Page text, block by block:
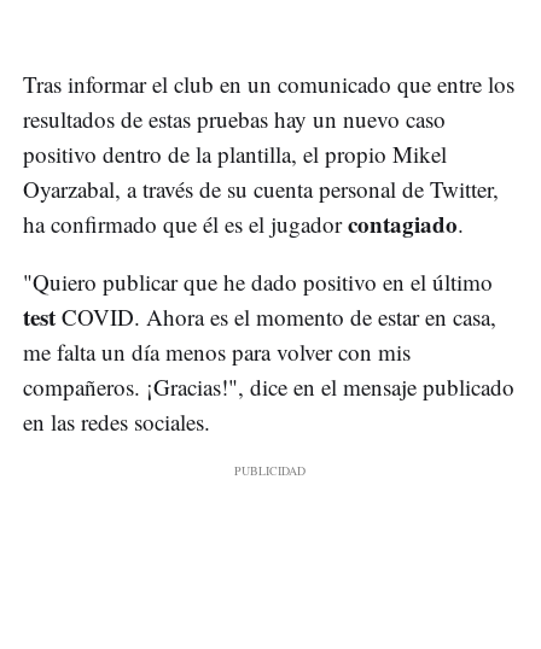
Tras informar el club en un comunicado que entre los
resultados de estas pruebas hay un nuevo caso
positivo dentro de la plantilla, el propio Mikel
Oyarzabal, a través de su cuenta personal de Twitter,
ha confirmado que él es el jugadorcontagiado.
"Quiero publicar que he dado positivo en el último
test COVID. Ahora es el momento de estar en casa,
me falta un día menos para volver con mis
compañeros. ¡Gracias!", dice en el mensaje publicado
en las redes sociales.